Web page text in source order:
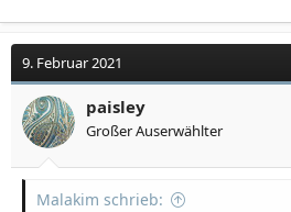
9. Februar 2021
paisley
Großer Auserwählter
Malakim schrieb: